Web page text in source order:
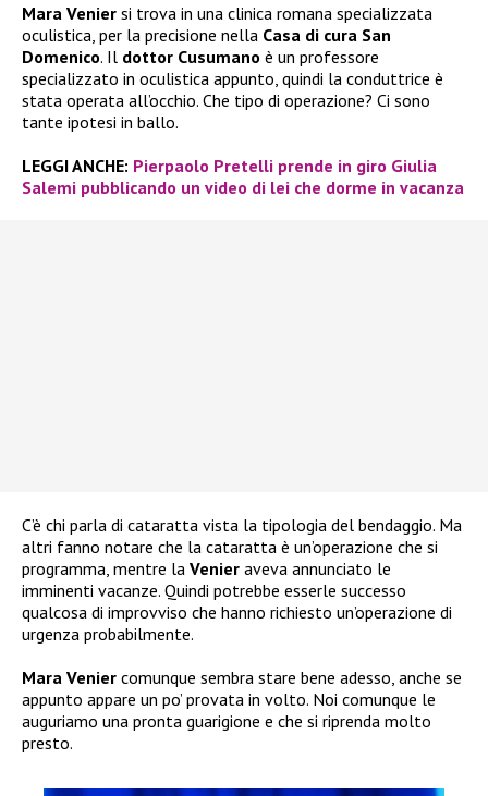
Mara Venier si trova in una clinica romana specializzata
oculistica, per la precisione nella Casa di cura San
Domenico. Il dottor Cusumano è un professore
specializzato in oculistica appunto, quindi la conduttrice è
stata operata all’occhio. Che tipo di operazione? Ci sono
tante ipotesi in ballo.
LEGGI ANCHE: Pierpaolo Pretelli prende in giro Giulia
Salemi pubblicando un video di lei che dorme in vacanza
C’è chi parla di cataratta vista la tipologia del bendaggio. Ma
altri fanno notare che la cataratta è un’operazione che si
programma, mentre la Venier aveva annunciato le
imminenti vacanze. Quindi potrebbe esserle successo
qualcosa di improvviso che hanno richiesto un’operazione di
urgenza probabilmente.
Mara Venier comunque sembra stare bene adesso, anche se
appunto appare un po’ provata in volto. Noi comunque le
auguriamo una pronta guarigione e che si riprenda molto
presto.